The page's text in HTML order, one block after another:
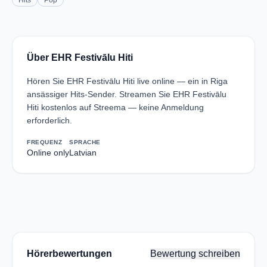
Über EHR Festivālu Hiti
Hören Sie EHR Festivālu Hiti live online — ein in Riga
ansässiger Hits-Sender. Streamen Sie EHR Festivālu
Hiti kostenlos auf Streema — keine Anmeldung
erforderlich.
FREQUENZ
Online only
SPRACHE
Latvian
Hörerbewertungen Bewertung schreiben